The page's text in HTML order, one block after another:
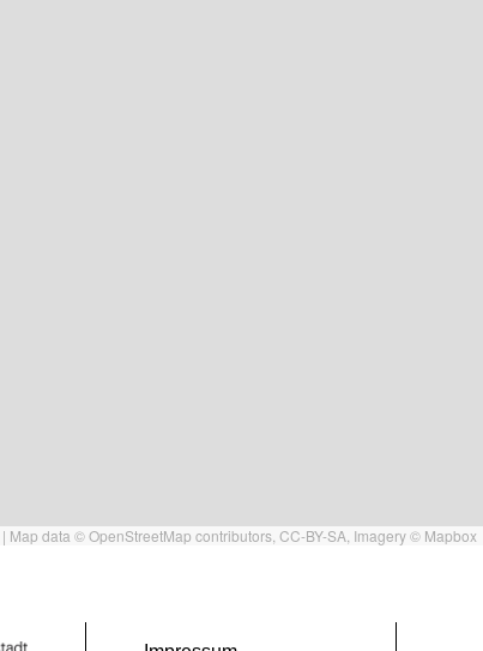
| Map data ©OpenStreetMap contributors, CC-BY-SA , Imagery © Mapbox